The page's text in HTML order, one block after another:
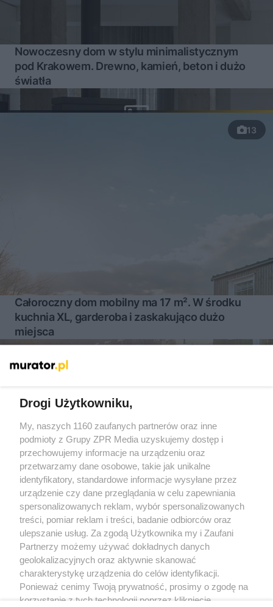
Nowoczesny dom w stylu minimalistycznym
pod Krakowem. Drewno, kamień, beton i dużo
światła
13
Całoroczny dom mobilny ma 17 m². W środku
kuchnia XL, garderoba i zaskakująco dużo
miejsca
Żaden utwór zamieszczony w serwisie nie może być powielany i
rozpowszechniany lub dalej rozpowszechniany w jakikolwiek sposób
(w tym także elektroniczny lub mechaniczny) na jakimkolwiek polu
eksploatacji w jakiejkolwiek formie, włącznie z umieszczaniem w
Internecie bez pisemnej zgody właściciela praw. Jakiekolwiek użycie
lub wykorzystanie utworów w całości lub w części z naruszeniem
prawa, tzn. bez właściwej zgody, jest zabronione pod groźbą kary i
może być ścigane prawnie.
Drogi Użytkowniku,
My, naszych 1160 zaufanych partnerów oraz inne
podmioty z Grupy ZPR Media uzyskujemy dostęp i
przechowujemy informacje na urządzeniu oraz
przetwarzamy dane osobowe, takie jak unikalne
identyfikatory, standardowe informacje wysyłane przez
urządzenie czy dane przeglądania w celu zapewniania
spersonalizowanych reklam, wybór spersonalizowanych
treści, pomiar reklam i treści, badanie odbiorców oraz
ulepszanie usług. Za zgodą Użytkownika my i Zaufani
Partnerzy możemy używać dokładnych danych
geolokalizacyjnych oraz aktywnie skanować
charakterystykę urządzenia do celów identyfikacji.
Ponieważ cenimy Twoją prywatność, prosimy o zgodę na
korzystanie z tych technologii poprzez kliknięcie